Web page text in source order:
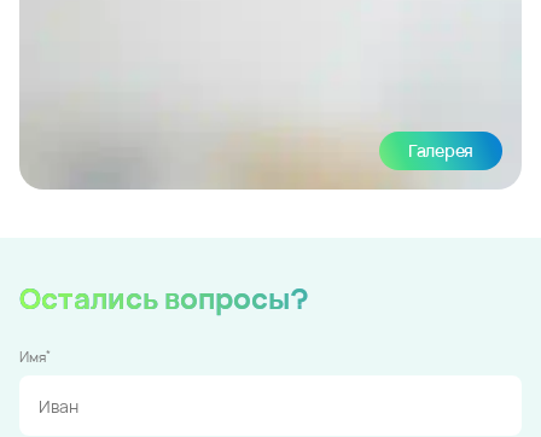
Галерея
Остались вопросы?
Имя*